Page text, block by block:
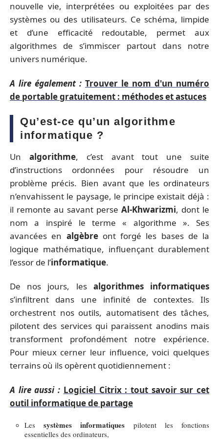
nouvelle vie, interprétées ou exploitées par des
systèmes ou des utilisateurs. Ce schéma, limpide
et d’une efficacité redoutable, permet aux
algorithmes de s’immiscer partout dans notre
univers numérique.
A lire également : Trouver le nom d'un numéro
de portable gratuitement : méthodes et astuces
Qu’est-ce qu’un algorithme
informatique ?
Un algorithme, c’est avant tout une suite
d’instructions ordonnées pour résoudre un
problème précis. Bien avant que les ordinateurs
n’envahissent le paysage, le principe existait déjà :
il remonte au savant perse Al-Khwarizmi, dont le
nom a inspiré le terme « algorithme ». Ses
avancées en algèbreont forgé les bases de la
logique mathématique, influençant durablement
l’essor de l’informatique.
De nos jours, les algorithmes informatiques
s’infiltrent dans une infinité de contextes. Ils
orchestrent nos outils, automatisent des tâches,
pilotent des services qui paraissent anodins mais
transforment profondément notre expérience.
Pour mieux cerner leur influence, voici quelques
terrains où ils opèrent quotidiennement :
A lire aussi : Logiciel Citrix : tout savoir sur cet
outil informatique de partage
Lessystèmes informatiques pilotent les fonctions
essentielles des ordinateurs,